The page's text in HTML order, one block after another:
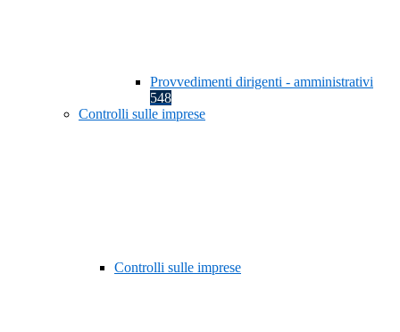
Provvedimenti dirigenti - amministrativi
548
Controlli sulle imprese
Controlli sulle imprese